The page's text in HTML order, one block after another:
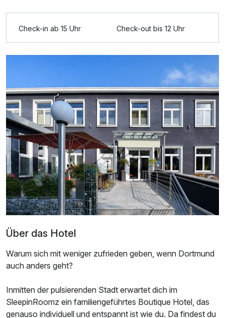
Check-in ab 15 Uhr Check-out bis 12 Uhr
Über das Hotel
Warum sich mit weniger zufrieden geben, wenn Dortmund
auch anders geht?
Inmitten der pulsierenden Stadt erwartet dich im
SleepinRoomz ein familiengeführtes Boutique Hotel, das
genauso individuell und entspannt ist wie du. Da findest du